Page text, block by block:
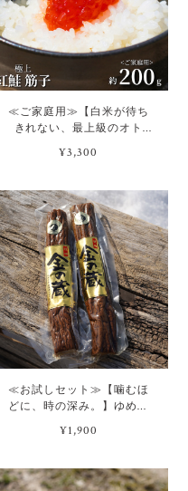
≪ご家庭用≫【白米が待ち
きれない、最上級のオト
¥3,300
≪お試しセット≫【噛むほ
どに、時の深み。】ゆめ企
画 須藤健太郎商店 いぶりが
っこ「金の蔵」
¥1,900